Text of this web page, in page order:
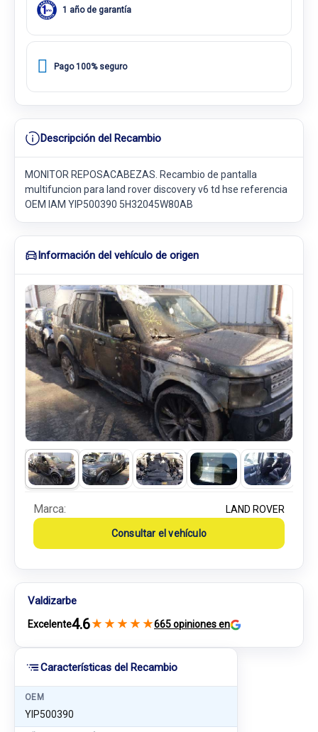
Características del Recambio
OEM
YIP500390
1 año de garantía
Pago 100% seguro
Descripción del Recambio
MONITOR REPOSACABEZAS. Recambio de pantalla
multifuncion para land rover discovery v6 td hse referencia
OEM IAM YIP500390 5H32045W80AB
Información del vehículo de origen
Marca: LAND ROVER
Consultar el vehículo
Valdizarbe
Excelente4.6★ ★ ★ ★ ★665 opiniones en